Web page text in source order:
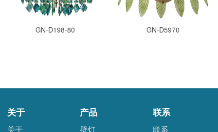
GN-D198-80 GN-D5970
关于
关于
产品
壁灯
联系
联系